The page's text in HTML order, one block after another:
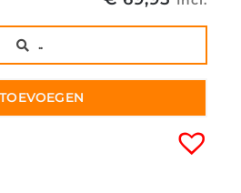
..
TOEVOEGEN